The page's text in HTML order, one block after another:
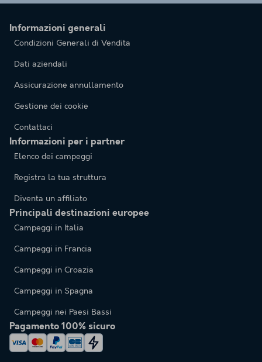
Informazioni generali
Condizioni Generali di Vendita
Dati aziendali
Assicurazione annullamento
Gestione dei cookie
Contattaci
Informazioni per i partner
Elenco dei campeggi
Registra la tua struttura
Diventa un affiliato
Principali destinazioni europee
Campeggi in Italia
Campeggi in Francia
Campeggi in Croazia
Campeggi in Spagna
Campeggi nei Paesi Bassi
Pagamento 100% sicuro